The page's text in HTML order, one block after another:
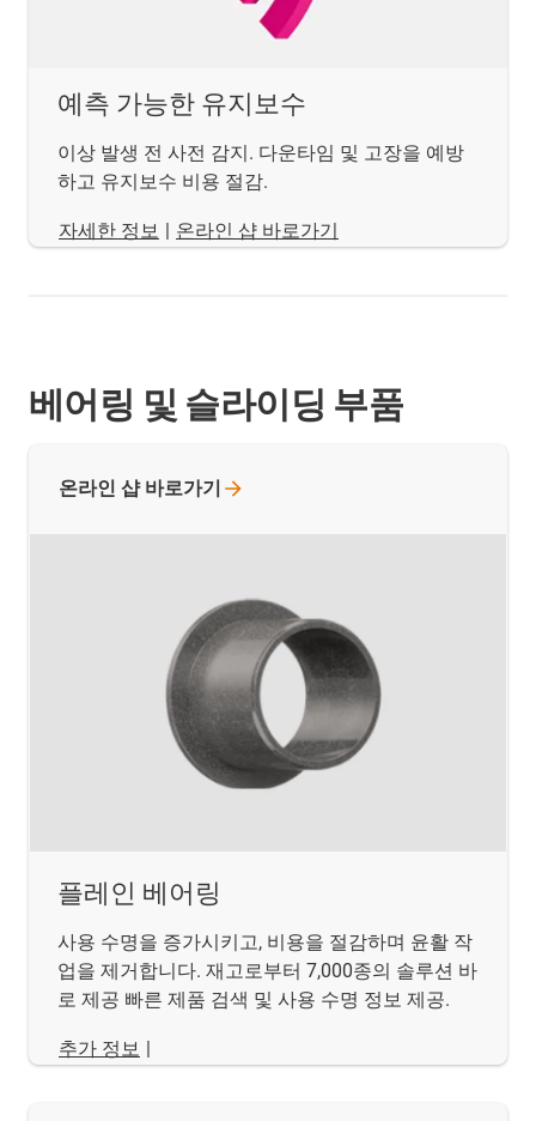
예측 가능한 유지보수
이상 발생 전 사전 감지. 다운타임 및 고장을 예방
하고 유지보수 비용 절감.
​​​​​​​자세한 정보 | 온라인 샵 바로가기
베어링 및 슬라이딩 부품
플레인 베어링
사용 수명을 증가시키고, 비용을 절감하며 윤활 작
업을 제거합니다. 재고로부터 7,000종의 솔루션 바
로 제공 빠른 제품 검색 및 사용 수명 정보 제공.
추가 정보 |
온라인 샵 바로가기